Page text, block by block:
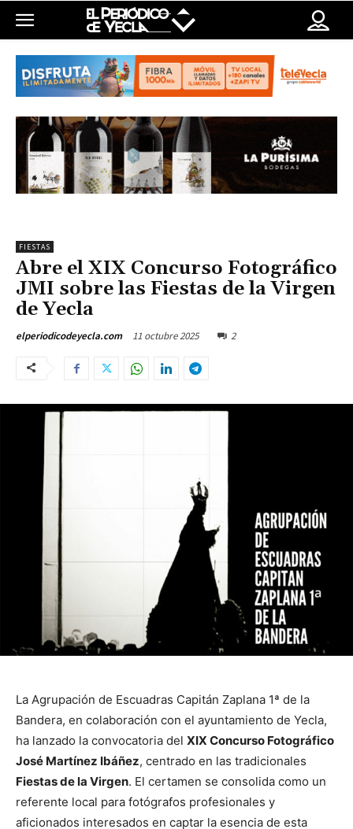
FIESTAS
Abre el XIX Concurso Fotográfico
JMI sobre las Fiestas de la Virgen
de Yecla
elperiodicodeyecla.com 11 octubre 2025 2
La Agrupación de Escuadras Capitán Zaplana 1ª de la
Bandera, en colaboración con el ayuntamiento de Yecla,
ha lanzado la convocatoria del XIX Concurso Fotográfico
José Martínez Ibáñez, centrado en las tradicionales
Fiestas de la Virgen. El certamen se consolida como un
referente local para fotógrafos profesionales y
aficionados interesados en captar la esencia de esta